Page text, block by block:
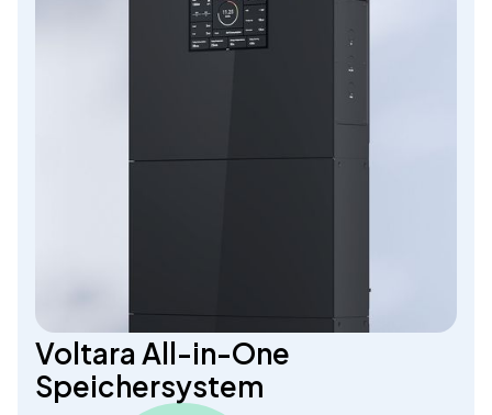
Voltara All-in-One
Speichersystem